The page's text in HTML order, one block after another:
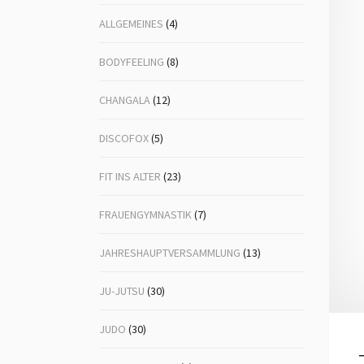
Volleyball
ALLGEMEINES (4)
BODYFEELING (8)
CHANGALA(12)
DISCOFOX(5)
FIT INS ALTER (23)
FRAUENGYMNASTIK(7)
JAHRESHAUPTVERSAMMLUNG (13)
JU-JUTSU (30)
JUDO (30)